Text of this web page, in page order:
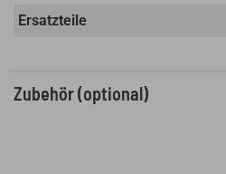
Ersatzteile
Zubehör (optional)